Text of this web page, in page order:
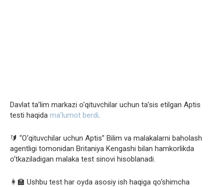
Davlat ta’lim markazi o‘qituvchilar uchun ta’sis etilgan Aptis
testi haqida ma’lumot berdi
🔰 “O‘qituvchilar uchun Aptis” Bilim va malakalarni baholash
agentligi tomonidan Britaniya Kengashi bilan hamkorlikda
o‘tkaziladigan malaka test sinovi hisoblanadi.
👩‍🏫 Ushbu test har oyda asosiy ish haqiga qo‘shimcha